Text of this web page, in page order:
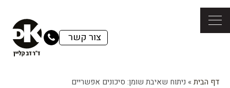
צור קשר
דף הבית » ניתוח שאיבת שומן: סיכונים אפשריים